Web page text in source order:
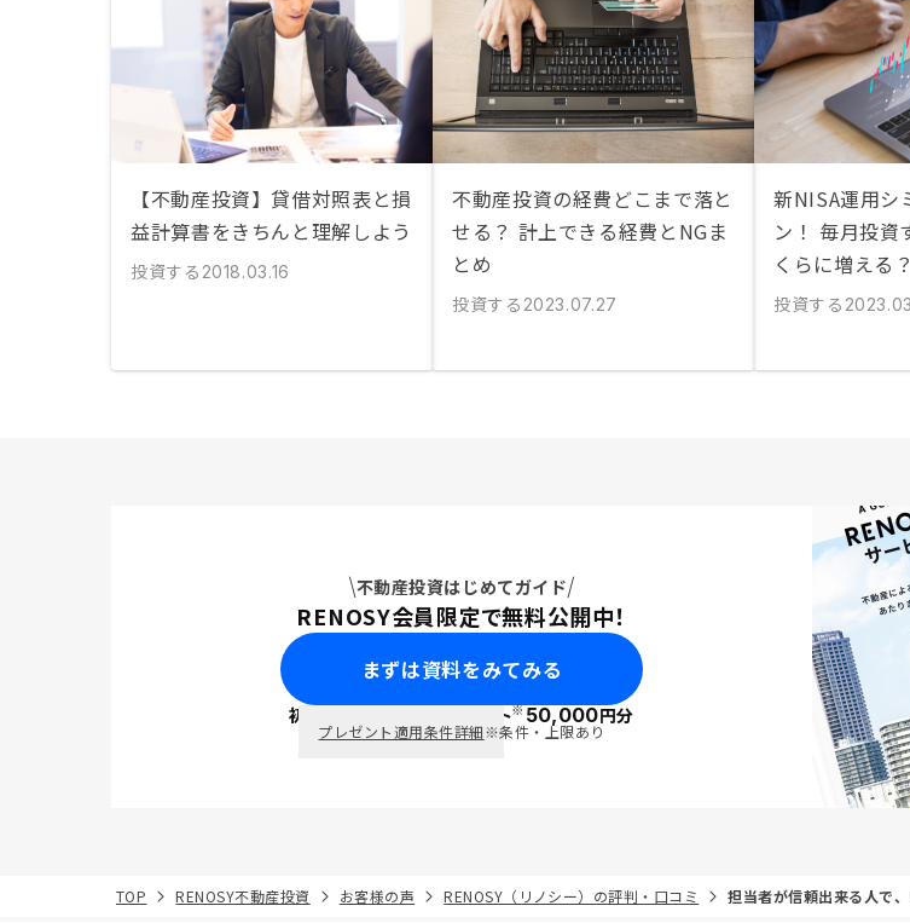
【不動産投資】貸借対照表と損
益計算書をきちんと理解しよう
投資する 2018.03.16
不動産投資の経費どこまで落と
せる？ 計上できる経費とNGま
とめ
投資する 2023.07.27
新NISA運用シ
ン！ 毎月投資
くらに増える？
投資する
不動産投資はじめてガイド
RENOSY会員限定で無料公開中！
まずは資料をみてみる
初回面談で ポイント※50,000円分
プレゼント適用条件詳細※条件・上限あり
TOP RENOSY不動産投資 お客様の声 RENOSY（リノシー）の評判・口コミ 担当者が信頼出来る人で